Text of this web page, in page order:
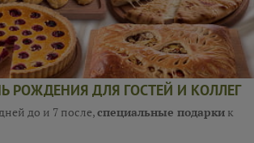
РОЖДЕНИЯ ДЛЯ ГОСТЕЙ И КОЛЛЕГ
до и 7 после,специальные подарки к